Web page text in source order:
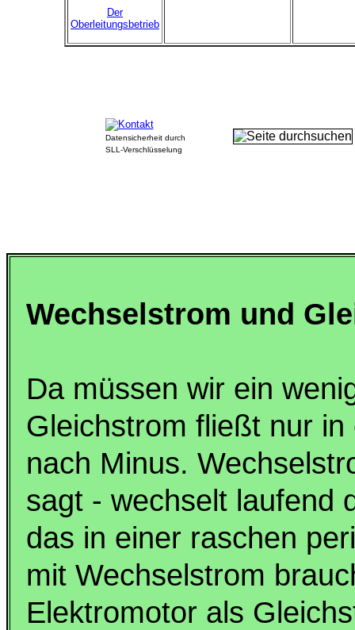
Der
Oberleitungsbetrieb
Datensicherheit durch
SLL-Verschlüsselung
Wechselstrom und
Da müssen wir ein
Gleichstrom fließt nur
nach Minus.
sagt - wechselt laufend
das in einer raschen
mit Wechselstrom
Elektromotor als